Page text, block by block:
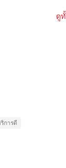
ดู
การดี